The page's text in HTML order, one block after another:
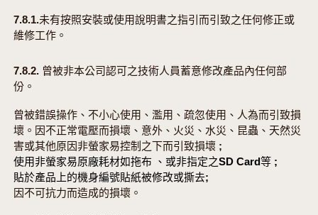
7.8.1.未有按照安裝或使用說明書之指引而引致之任何修正或
維修工作。
7.8.2. 曾被非本公司認可之技術人員蓄意修改產品內任何部
份。
曾被錯誤操作、不小心使用、濫用、疏忽使用、人為而引致損
壞。因不正常電壓而損壞、意外、火災、水災、昆蟲、天然災
害或其他原因非螢家易控制之下而引致損壞 ;
使用非螢家易原廠耗材如拖布 、或非指定之SD Card等 ;
貼於產品上的機身編號貼紙被修改或撕去;
因不可抗力而造成的損壞。